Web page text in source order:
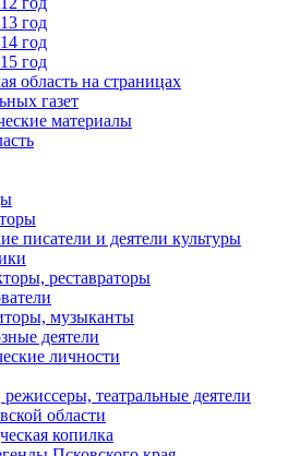
год
год
год
область на страницах
газет
материалы
писатели и деятели культуры
реставраторы
музыканты
деятели
личности
театральные деятели
области
копилка